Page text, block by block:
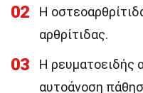
02
Η
αρθρίτιδας.
03
Η ρευματοειδής
αυτοάνοση